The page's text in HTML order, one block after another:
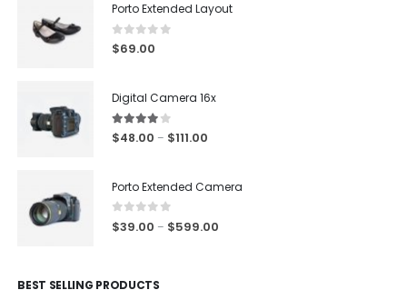
Porto Extended Layout
0out of 5
$69.00
Digital Camera 16x
4.00out of 5
$48.00 – $111.00
Porto Extended Camera
0 out of 5
$39.00 – $599.00
BEST SELLING PRODUCTS